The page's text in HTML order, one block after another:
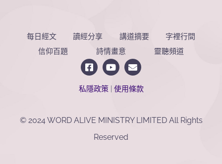
每日經文 讀經分享 講道摘要
字裡行間
信仰百題
詩情畫意 靈聽頻道
私隱政策 使用條款
© 2024 WORD ALIVE MINISTRY LIMITED All Rights
Reserved